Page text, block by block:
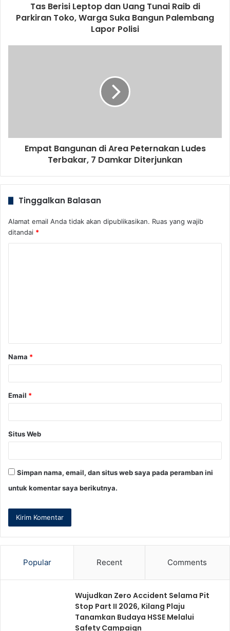
Tas Berisi Leptop dan Uang Tunai Raib di
Parkiran Toko, Warga Suka Bangun Palembang
Lapor Polisi
Empat Bangunan di Area Peternakan Ludes
Terbakar, 7 Damkar Diterjunkan
Tinggalkan Balasan
Alamat email Anda tidak akan dipublikasikan. Ruas yang wajib
ditandai *
a
r
Nama *
Email *
Situs Web
Simpan nama, email, dan situs web saya pada peramban ini
untuk komentar saya berikutnya.
Popular Recent Comments
Wujudkan Zero Accident Selama Pit
Stop Part II 2026, Kilang Plaju
Tanamkan Budaya HSSE Melalui
Safety Campaign